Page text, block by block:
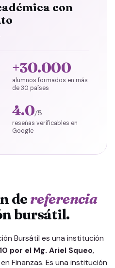
con
+30.000
alumnos formados en más
de 30 países
4.0/5
reseñas verificables en
Google
de referencia
bursátil.
Bursátil es una institución
por el Mg. Ariel Squeo,
Finanzas. Es una institución